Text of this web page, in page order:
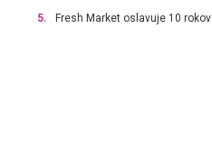
5. Fresh Market oslavuje 10 rokov